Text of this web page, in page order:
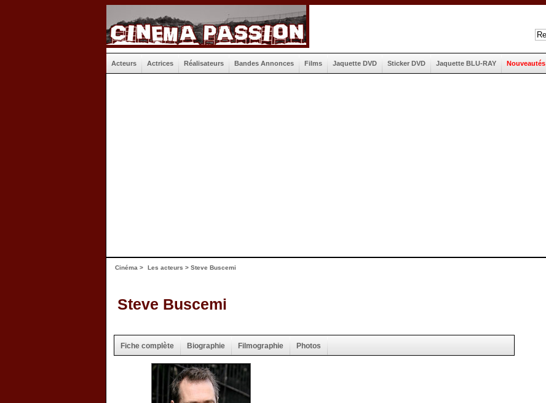
Acteurs Actrices Réalisateurs Bandes Annonces Films Jaquette DVD Sticker DVD Jaquette BLU-RAY Nouveautés
Cinéma > Les acteurs > Steve Buscemi
Steve Buscemi
Fiche complète Biographie Filmographie Photos